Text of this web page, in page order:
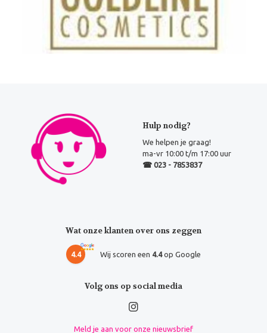
Hulp nodig?
We helpen je graag!
ma-vr 10:00 t/m 17:00 uur
☎ 023 - 7853837
Wat onze klanten over ons zeggen
4.4 Wij scoren een 4.4op Google
Volg ons op social media
Meld je aan voor onze nieuwsbrief